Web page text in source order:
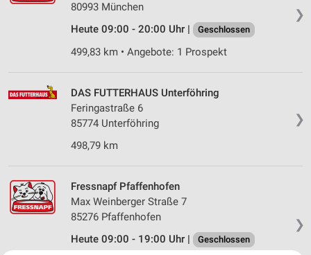
❯
80993 München
Heute 09:00 - 20:00 Uhr |
Geschlossen
499,83 km • Angebote: 1 Prospekt
❯
DAS FUTTERHAUS Unterföhring
Feringastraße 6
85774 Unterföhring
498,79 km
❯
Fressnapf Pfaffenhofen
Max Weinberger Straße 7
85276 Pfaffenhofen
Heute 09:00 - 19:00 Uhr |
Geschlossen